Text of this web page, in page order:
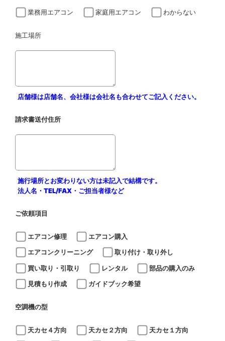
業務用エアコン 家庭用エアコン わからない
施工場所
店舗様は店舗名、会社様は会社名も合わせてご記入ください。
請求書送付住所
施行場所とお変わりない方は未記入で結構です。
法人名・TEL/FAX・ご担当者様など
ご依頼項目
エアコン修理
エアコン購入
エアコンクリーニング
取り付け・取り外し
買い取り・引取り
レンタル
部品の購入のみ
見積もり作成
ガイドブック希望
空調機の型
天カセ４方向 天カセ２方向
天カセ１方向